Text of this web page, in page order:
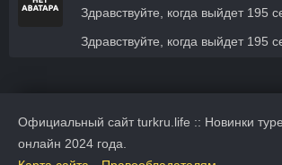
Здравствуйте, когда выйдет 195
Здравствуйте, когда выйдет 195
Официальный сайт turkru.life :: Новинки
онлайн 2024 года.